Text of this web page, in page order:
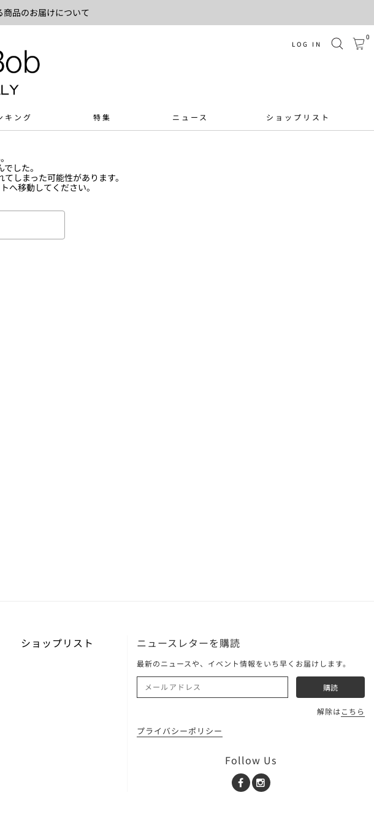
品のお届けについて
LOG IN
0
キング 特集 ニュース ショップリスト
した。
しまった可能性があります。
へ移動してください。
ショップリスト ニュースレターを購読
最新のニュースや、イベント情報をいち早くお届けします。
解除はこちら
プライバシーポリシー
Follow Us
Facebook
Instagram